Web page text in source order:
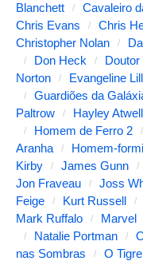
a
l
e
r
m
o
c
o
n
Blanchett
Cavaleiro
Chris Evans
Chris
Christopher Nolan
Don Heck
Norton
Evangeline
Guardiões da
Paltrow
Hayley Atwell
Homem de Ferro 2
Aranha
Homem-
Kirby
James Gunn
Jon Fraveau
Joss
Feige
Kurt Russell
Mark Ruffalo
Marvel
Natalie Portman
nas Sombras
O